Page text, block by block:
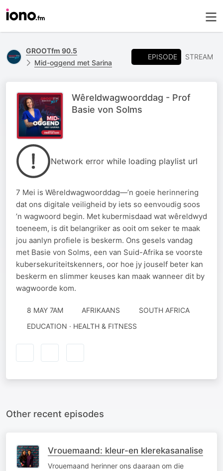
GROOTfm 90.5
Mid-oggend met Sarina
EPISODE STREAM
Wêreldwagwoorddag - Prof
Basie von Solms
Network error while loading playlist url
7 Mei is Wêreldwagwoorddag—’n goeie herinnering
dat ons digitale veiligheid by iets so eenvoudig soos
’n wagwoord begin. Met kubermisdaad wat wêreldwyd
toeneem, is dit belangriker as ooit om seker te maak
jou aanlyn profiele is beskerm. Ons gesels vandag
met Basie von Solms, een van Suid-Afrika se voorste
kubersekuriteitskenners, oor hoe jy jouself beter kan
beskerm en slimmer keuses kan maak wanneer dit by
wagwoorde kom.
8 MAY 7AM AFRIKAANS
SOUTH AFRICA
EDUCATION · HEALTH & FITNESS
Other recent episodes
Vrouemaand: kleur-en klerekasanalise
Vrouemaand herinner ons daaraan om die